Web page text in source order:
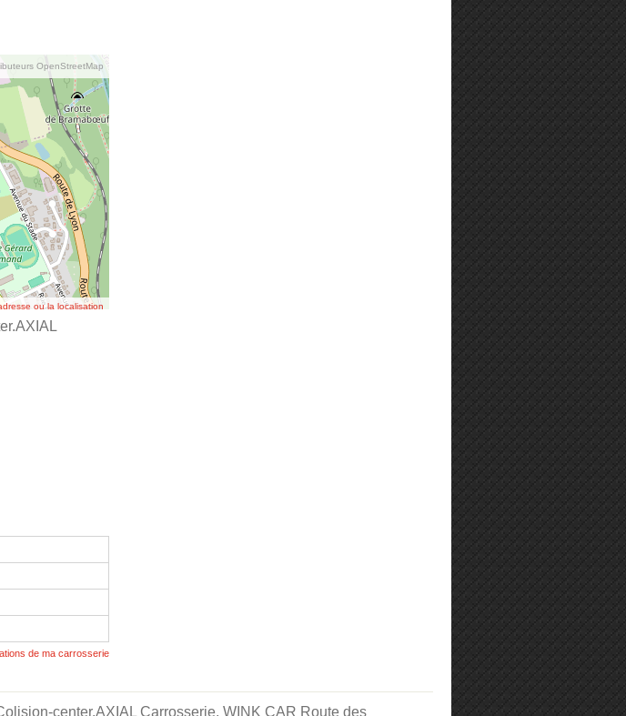
OpenStreetMap
ou la localisation
de ma carrosserie
center.AXIAL Carrosserie. WINK CAR Route des